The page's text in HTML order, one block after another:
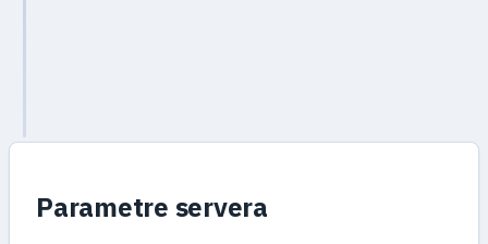
Parametre servera